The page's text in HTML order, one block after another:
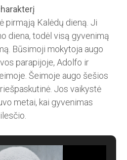
pirmąją Kalėdų dieną. Ji
diena, todėl visą gyvenimą
Būsimoji mokytoja augo
parapijoje, Adolfo ir
Šeimoje augo šešios
Jos vaikystė
metai, kai gyvenimas